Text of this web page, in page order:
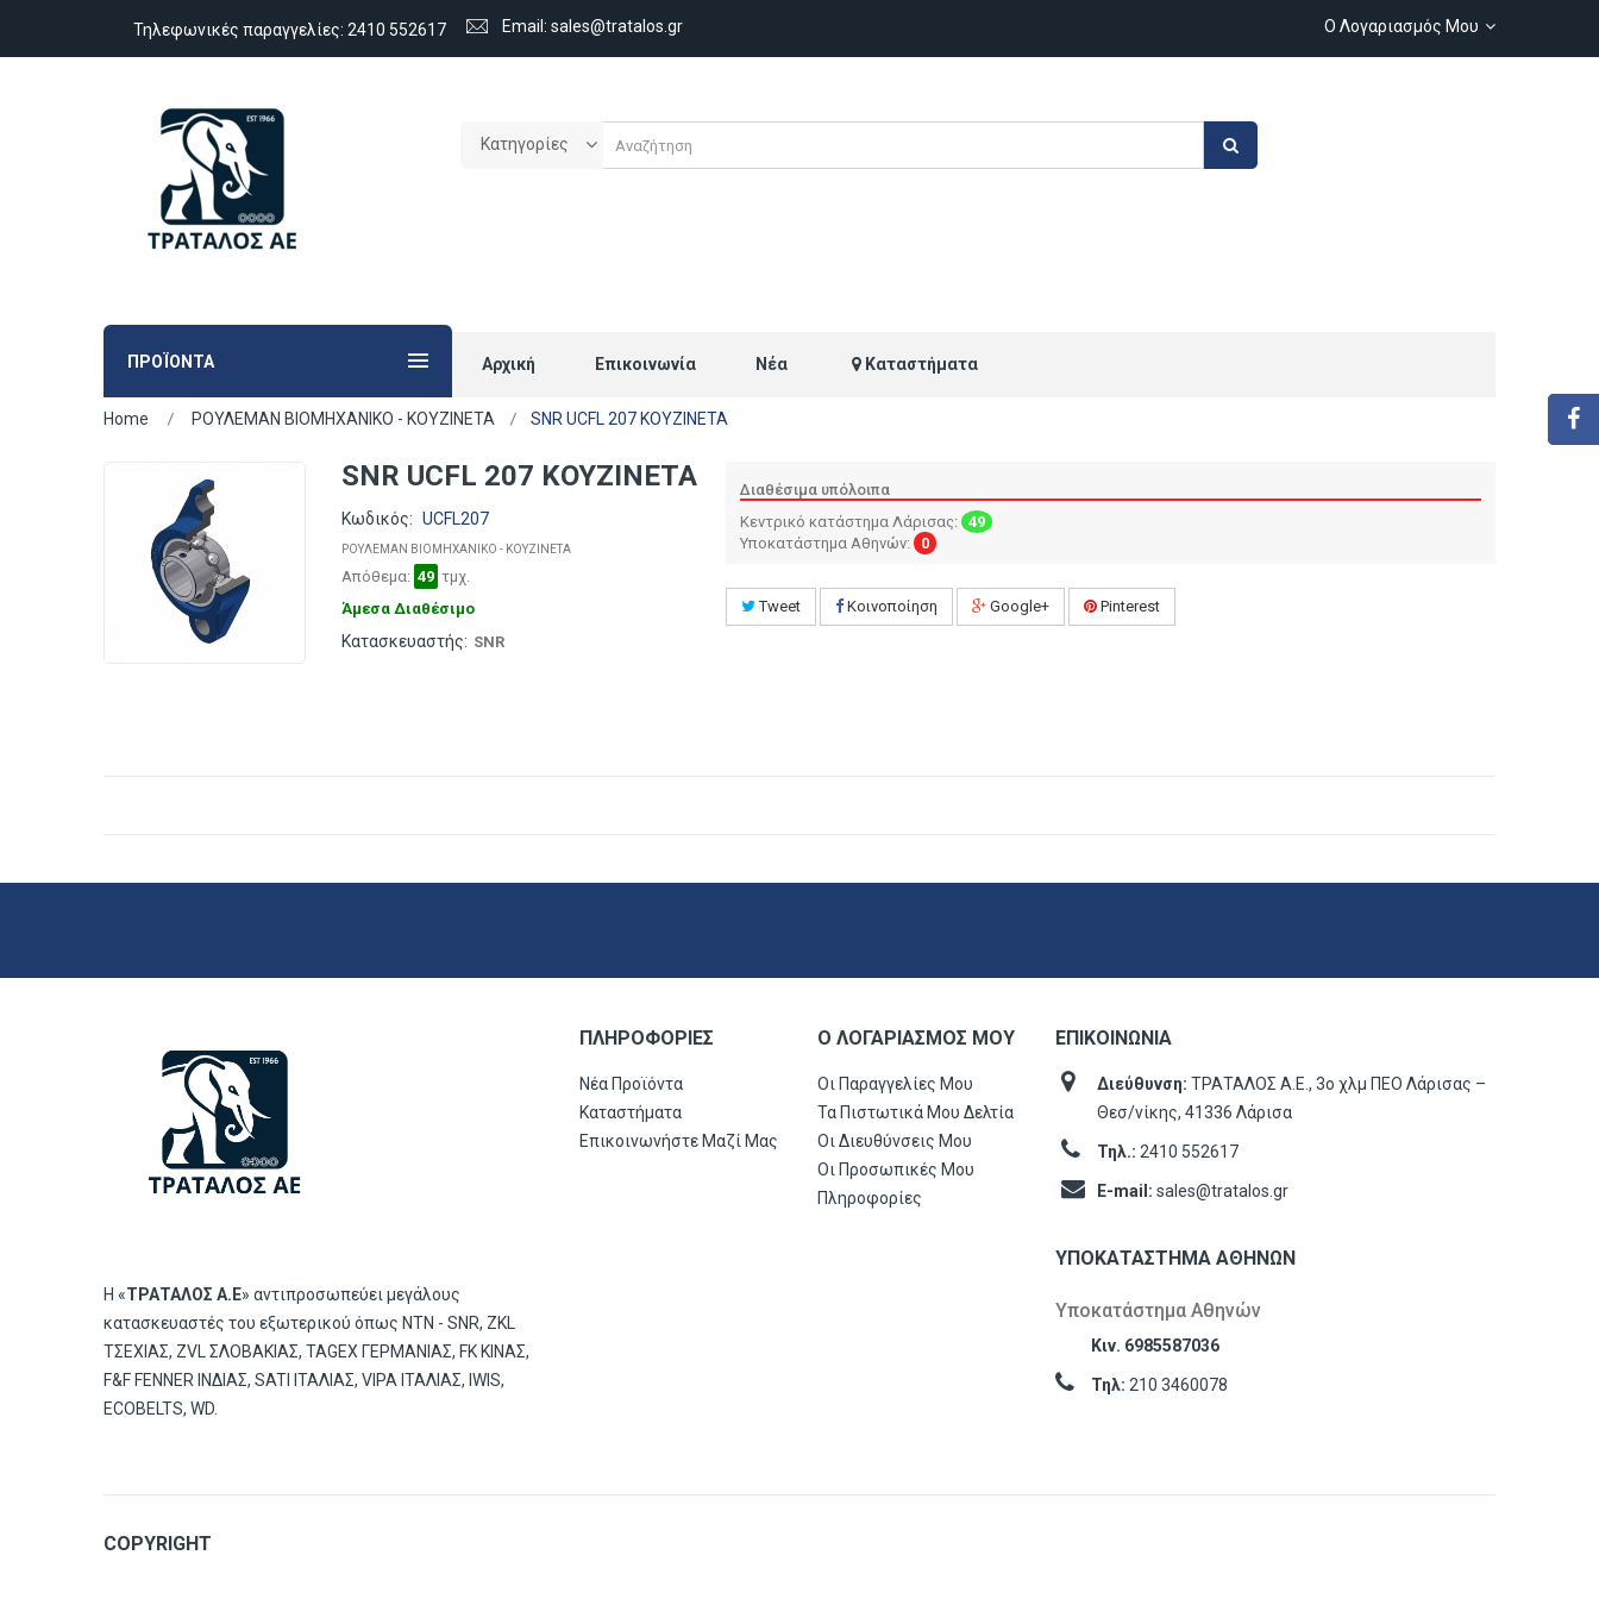
Ο Λογαριασμός Μου
Τηλεφωνικές παραγγελίες: 2410 552617 Email: sales@tratalos.gr
Κατηγορίες
ΠΡΟΪΟΝΤΑ Αρχική Επικοινωνία Νέα Καταστήματα
Home ΡΟΥΛΕΜΑΝ ΒΙΟΜΗΧΑΝΙΚΟ - ΚΟΥΖΙΝΕΤΑ SNR UCFL 207 ΚΟΥΖΙΝΕΤΑ
SNR UCFL 207 ΚΟΥΖΙΝΕΤΑ
Κωδικός: UCFL207
ΡΟΥΛΕΜΑΝ ΒΙΟΜΗΧΑΝΙΚΟ - ΚΟΥΖΙΝΕΤΑ
Απόθεμα: 49 τμχ.
Άμεσα Διαθέσιμο
Κατασκευαστής: SNR
Διαθέσιμα υπόλοιπα
Κεντρικό κατάστημα Λάρισας: 49
Υποκατάστημα Αθηνών: 0
Tweet Κοινοποίηση Google+ Pinterest
Η «ΤΡΑΤΑΛΟΣ Α.Ε» αντιπροσωπεύει μεγάλους
κατασκευαστές του εξωτερικού όπως ΝΤΝ - SNR, ZKL
ΤΣΕΧΙΑΣ, ZVL ΣΛΟΒΑΚΙΑΣ, TAGEX ΓΕΡΜΑΝΙΑΣ, FK ΚΙΝΑΣ,
F&F FENNER ΙΝΔΙΑΣ, SATI ΙΤΑΛΙΑΣ, VIPA ΙΤΑΛΙΑΣ, IWIS,
ECOBELTS, WD.
ΠΛΗΡΟΦΟΡΊΕΣ
Νέα Προϊόντα
Καταστήματα
Επικοινωνήστε Μαζί Μας
Ο ΛΟΓΑΡΙΑΣΜΌΣ ΜΟΥ
Οι Παραγγελίες Μου
Τα Πιστωτικά Μου Δελτία
Οι Διευθύνσεις Μου
Οι Προσωπικές Μου
Πληροφορίες
ΕΠΙΚΟΙΝΩΝΊΑ
Διεύθυνση: ΤΡΑΤΑΛΟΣ Α.Ε., 3ο χλμ ΠΕΟ Λάρισας –
Θεσ/νίκης, 41336 Λάρισα
Τηλ.: 2410 552617
E-mail: sales@tratalos.gr
ΥΠΟΚΑΤΆΣΤΗΜΑ ΑΘΗΝΏΝ
Υποκατάστημα Αθηνών
Κιν. 6985587036
Τηλ: 210 3460078
COPYRIGHT